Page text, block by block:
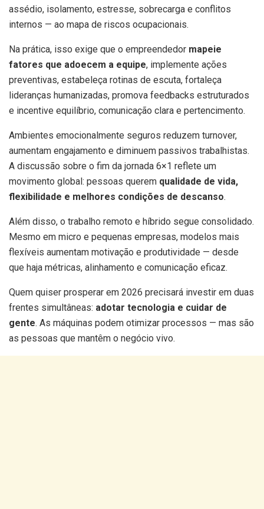
assédio, isolamento, estresse, sobrecarga e conflitos
internos — ao mapa de riscos ocupacionais.
Na prática, isso exige que o empreendedor mapeie
fatores que adoecem a equipe, implemente ações
preventivas, estabeleça rotinas de escuta, fortaleça
lideranças humanizadas, promova feedbacks estruturados
e incentive equilíbrio, comunicação clara e pertencimento.
Ambientes emocionalmente seguros reduzem turnover,
aumentam engajamento e diminuem passivos trabalhistas.
A discussão sobre o fim da jornada 6×1 reflete um
movimento global: pessoas querem qualidade de vida,
flexibilidade e melhores condições de descanso.
Além disso, o trabalho remoto e híbrido segue consolidado.
Mesmo em micro e pequenas empresas, modelos mais
flexíveis aumentam motivação e produtividade — desde
que haja métricas, alinhamento e comunicação eficaz.
Quem quiser prosperar em 2026 precisará investir em duas
frentes simultâneas: adotar tecnologia e cuidar de
gente. As máquinas podem otimizar processos — mas são
as pessoas que mantêm o negócio vivo.